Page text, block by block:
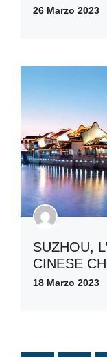
26 Marzo 2023
SUZHOU,
CINESE
18 Marzo 2023